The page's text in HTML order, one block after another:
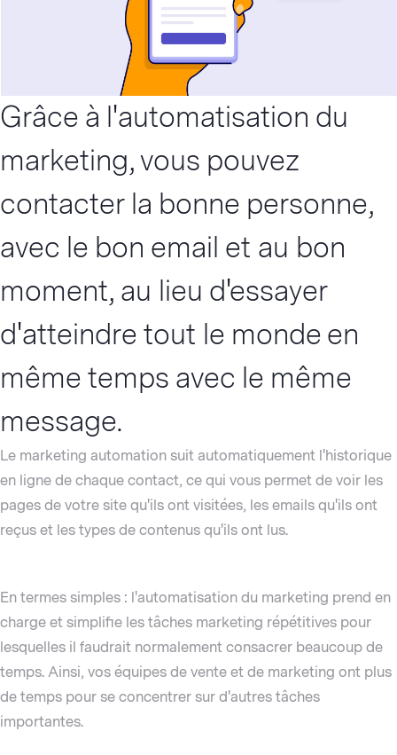
Grâce à l'automatisation du
marketing, vous pouvez
contacter la bonne personne,
avec le bon email et au bon
moment, au lieu d'essayer
d'atteindre tout le monde en
même temps avec le même
message.
Le marketing automation suit automatiquement l'historique
en ligne de chaque contact, ce qui vous permet de voir les
pages de votre site qu'ils ont visitées, les emails qu'ils ont
reçus et les types de contenus qu'ils ont lus.
En termes simples : l'automatisation du marketing prend en
charge et simplifie les tâches marketing répétitives pour
lesquelles il faudrait normalement consacrer beaucoup de
temps. Ainsi, vos équipes de vente et de marketing ont plus
de temps pour se concentrer sur d'autres tâches
importantes.